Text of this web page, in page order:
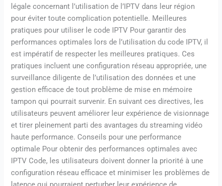
légale concernant l’utilisation de l’IPTV dans leur région
pour éviter toute complication potentielle. Meilleures
pratiques pour utiliser le code IPTV Pour garantir des
performances optimales lors de l’utilisation du code IPTV, il
est impératif de respecter les meilleures pratiques. Ces
pratiques incluent une configuration réseau appropriée, une
surveillance diligente de l’utilisation des données et une
gestion efficace de tout problème de mise en mémoire
tampon qui pourrait survenir. En suivant ces directives, les
utilisateurs peuvent améliorer leur expérience de visionnage
et tirer pleinement parti des avantages du streaming vidéo
haute performance. Conseils pour une performance
optimale Pour obtenir des performances optimales avec
IPTV Code, les utilisateurs doivent donner la priorité à une
configuration réseau efficace et minimiser les problèmes de